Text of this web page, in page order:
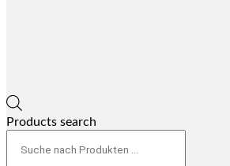
Products search